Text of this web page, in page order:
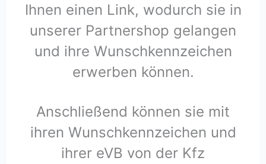
Ihnen einen Link, wodurch sie in
unserer Partnershop gelangen
und ihre Wunschkennzeichen
erwerben können.
Anschließend können sie mit
ihren Wunschkennzeichen und
ihrer eVB von der Kfz